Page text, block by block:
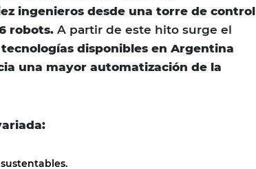
ingenieros desde una torre de control
robots. A partir de este hito surge el
tecnologías disponibles en Argentina
una mayor automatización de la